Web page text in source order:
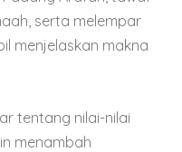
serta melempar
menjelaskan makna
tentang nilai-nilai
menambah